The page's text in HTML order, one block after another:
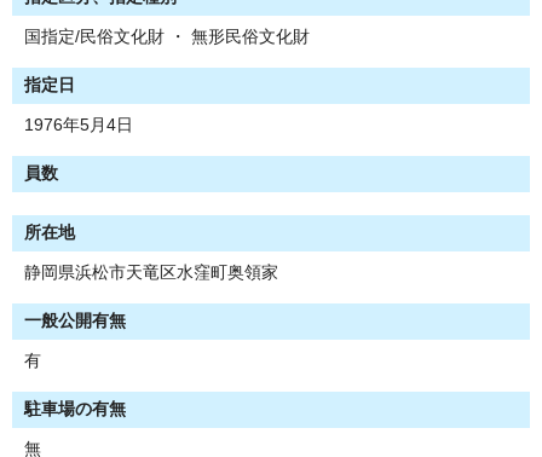
国指定/民俗文化財 ・ 無形民俗文化財
指定日
1976年5月4日
員数
所在地
静岡県浜松市天竜区水窪町奥領家
一般公開有無
有
駐車場の有無
無